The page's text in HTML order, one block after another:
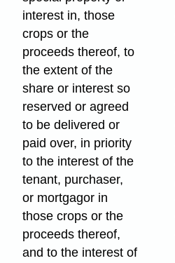
interest in, those
crops or the
proceeds thereof, to
the extent of the
share or interest so
reserved or agreed
to be delivered or
paid over, in priority
to the interest of the
tenant, purchaser,
or mortgagor in
those crops or the
proceeds thereof,
and to the interest of